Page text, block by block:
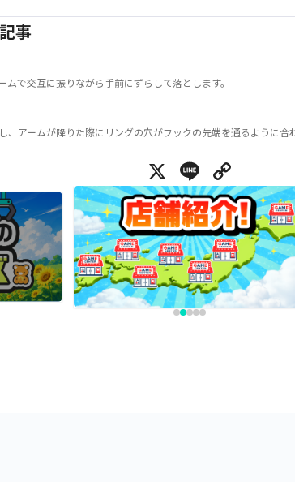
事
で交互に振りながら手前にずらして落とします。
、アームが降りた際にリングの穴がフックの先端を通るように合
X Line